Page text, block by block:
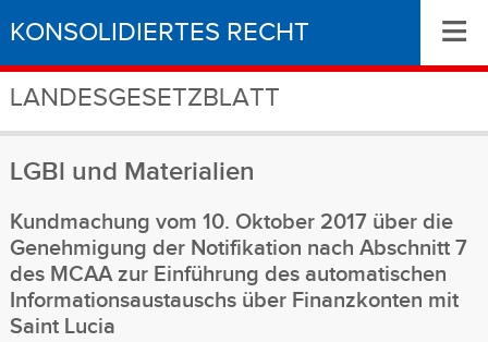
KONSOLIDIERTES RECHT
LANDESGESETZBLATT
≡
LGBl und Materialien
Kundmachung vom 10. Oktober 2017 über die
Genehmigung der Notifikation nach Abschnitt 7
des MCAA zur Einführung des automatischen
Informationsaustauschs über Finanzkonten mit
Saint Lucia